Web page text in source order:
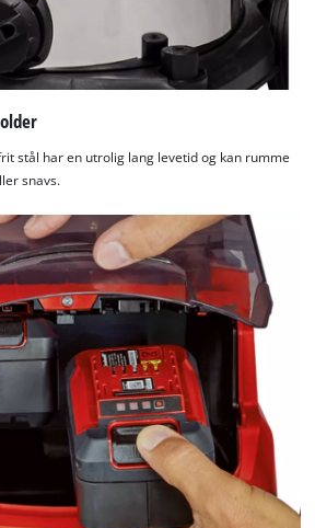
stål har en utrolig lang levetid og kan rumme
snavs.